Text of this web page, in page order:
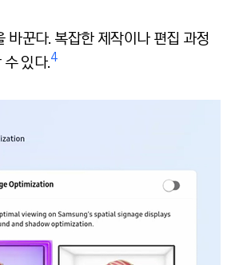
바꾼다. 복잡한 제작이나 편집 과정
있다.4